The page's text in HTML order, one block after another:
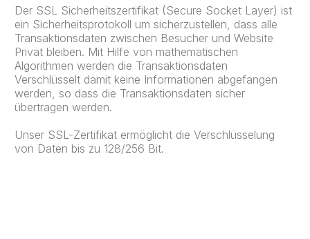
Der SSL Sicherheitszertifikat (Secure Socket Layer) ist
ein Sicherheitsprotokoll um sicherzustellen, dass alle
Transaktionsdaten zwischen Besucher und Website
Privat bleiben. Mit Hilfe von mathematischen
Algorithmen werden die Transaktionsdaten
Verschlüsselt damit keine Informationen abgefangen
werden, so dass die Transaktionsdaten sicher
übertragen werden.
Unser SSL-Zertifikat ermöglicht die Verschlüsselung
von Daten bis zu 128/256 Bit.